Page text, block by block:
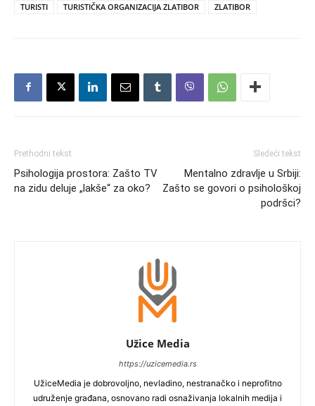
TURISTI
TURISTIČKA ORGANIZACIJA ZLATIBOR ZLATIBOR
Prethodni tekst
Psihologija prostora: Zašto TV
na zidu deluje „lakše“ za oko?
Sledeći tekst
Mentalno zdravlje u Srbiji:
Zašto se govori o psihološkoj
podršci?
Užice Media
https://uzicemedia.rs
UžiceMedia je dobrovoljno, nevladino, nestranačko i neprofitno
udruženje građana, osnovano radi osnaživanja lokalnih medija i